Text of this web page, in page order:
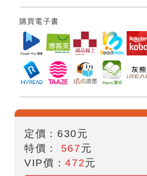
購買電子書
定價： 630元
特價： 567元
VIP價：472元